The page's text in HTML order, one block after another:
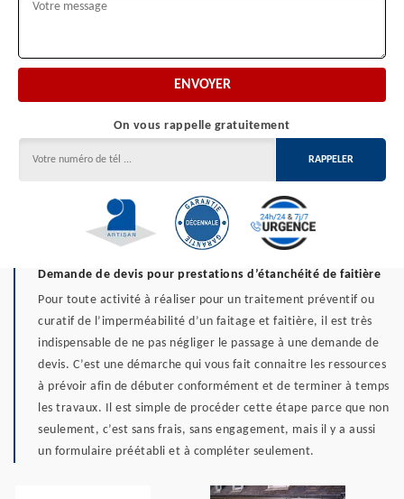
On vous rappelle gratuitement
Demande de devis pour prestations d’étanchéité de faitière
Pour toute activité à réaliser pour un traitement préventif ou
curatif de l’imperméabilité d’un faitage et faitière, il est très
indispensable de ne pas négliger le passage à une demande de
devis. C’est une démarche qui vous fait connaitre les ressources
à prévoir afin de débuter conformément et de terminer à temps
les travaux. Il est simple de procéder cette étape parce que non
seulement, c’est sans frais, sans engagement, mais il y a aussi
un formulaire préétabli et à compléter seulement.